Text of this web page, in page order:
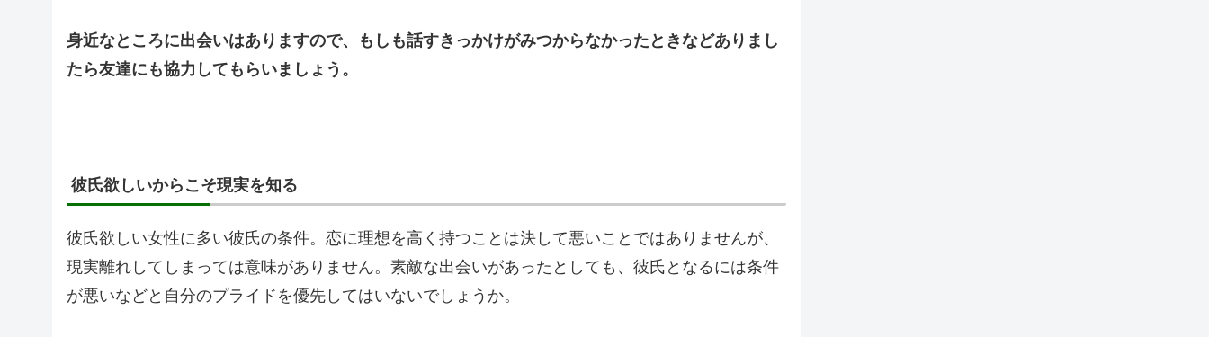
身近なところに出会いはありますので、もしも話すきっかけがみつからなかったときなどありまし
たら友達にも協力してもらいましょう。
彼氏欲しいからこそ現実を知る
彼氏欲しい女性に多い彼氏の条件。恋に理想を高く持つことは決して悪いことではありませんが、
現実離れしてしまっては意味がありません。素敵な出会いがあったとしても、彼氏となるには条件
が悪いなどと自分のプライドを優先してはいないでしょうか。